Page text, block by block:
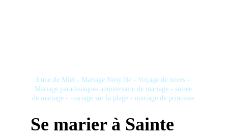
Lune de Miel - Mariage Nosy Be - Voyage de noces -
Mariage paradisiaque- anniversaire de mariage - soirée
de mariage - mariage sur la plage - mariage de princesse
Se marier à Sainte